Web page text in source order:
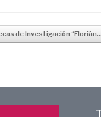
de artículos
de Investigación